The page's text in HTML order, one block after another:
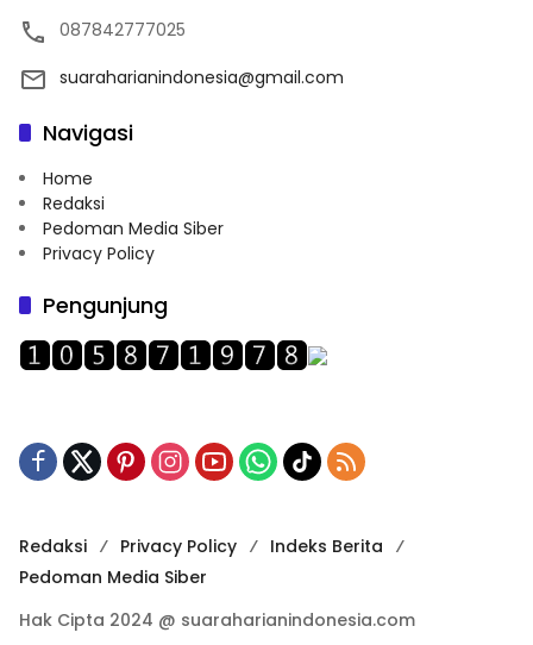
087842777025
suaraharianindonesia@gmail.com
Navigasi
Home
Redaksi
Pedoman Media Siber
Privacy Policy
Pengunjung
Redaksi Privacy Policy
Indeks Berita
Pedoman Media Siber
Hak Cipta 2024 @ suaraharianindonesia.com